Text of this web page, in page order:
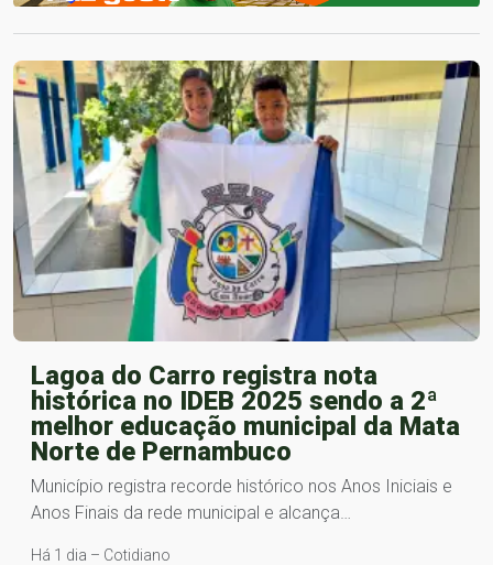
Lagoa do Carro registra nota
histórica no IDEB 2025 sendo a 2ª
melhor educação municipal da Mata
Norte de Pernambuco
Município registra recorde histórico nos Anos Iniciais e
Anos Finais da rede municipal e alcança…
Há 1 dia – Cotidiano